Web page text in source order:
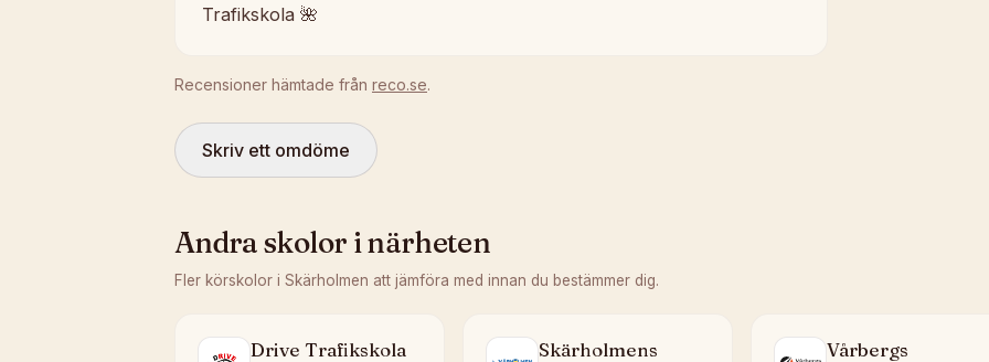
Trafikskola 🌺
Recensioner hämtade från reco.se.
Skriv ett omdöme
Andra skolor i närheten
Fler körskolor i Skärholmen att jämföra med innan du bestämmer dig.
Drive Trafikskola
Skärholmens
Vårbergs